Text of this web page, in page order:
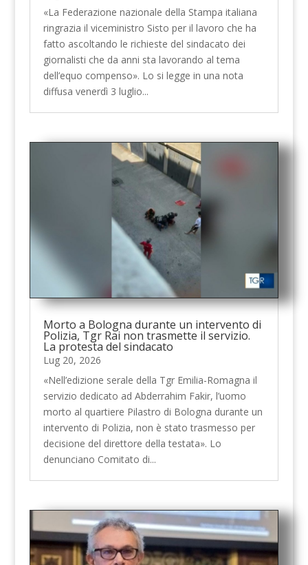
«La Federazione nazionale della Stampa italiana
ringrazia il viceministro Sisto per il lavoro che ha
fatto ascoltando le richieste del sindacato dei
giornalisti che da anni sta lavorando al tema
dell’equo compenso». Lo si legge in una nota
diffusa venerdì 3 luglio...
Morto a Bologna durante un intervento di
Polizia, Tgr Rai non trasmette il servizio.
La protesta del sindacato
Lug 20, 2026
«Nell’edizione serale della Tgr Emilia-Romagna il
servizio dedicato ad Abderrahim Fakir, l’uomo
morto al quartiere Pilastro di Bologna durante un
intervento di Polizia, non è stato trasmesso per
decisione del direttore della testata». Lo
denunciano Comitato di...